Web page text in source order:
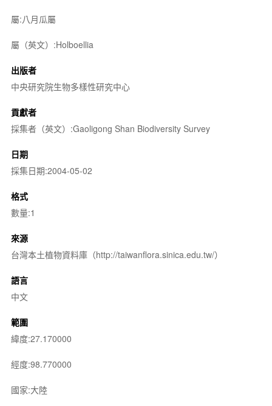
屬:八月瓜屬
屬（英文）:Holboellia
出版者
中央研究院生物多樣性研究中心
貢獻者
採集者（英文）:Gaoligong Shan Biodiversity Survey
日期
採集日期:2004-05-02
格式
數量:1
來源
台灣本土植物資料庫（http://taiwanflora.sinica.edu.tw/）
語言
中文
範圍
緯度:27.170000
經度:98.770000
國家:大陸